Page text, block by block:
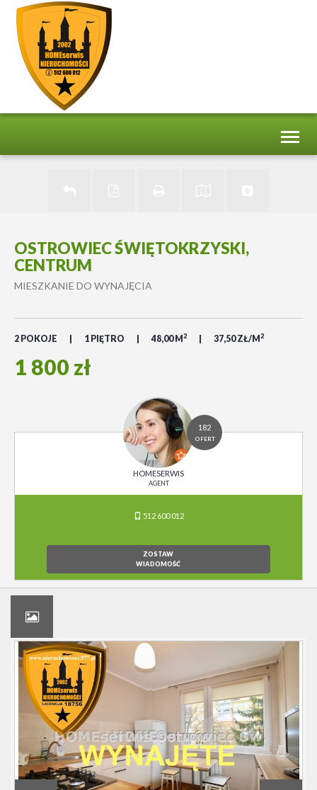
OSTROWIEC ŚWIĘTOKRZYSKI,
CENTRUM
MIESZKANIE DO WYNAJĘCIA
2 POKOJE 1 PIĘTRO 48,00 M 2 37,50 ZŁ/M 2
1 800 zł
182
OFERT
HOMESERWIS
AGENT
512 600 012
ZOSTAW
WIADOMOŚĆ